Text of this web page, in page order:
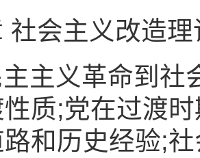
社会主义改造理
主义革命到社
质;党在过渡
路和历史经验;